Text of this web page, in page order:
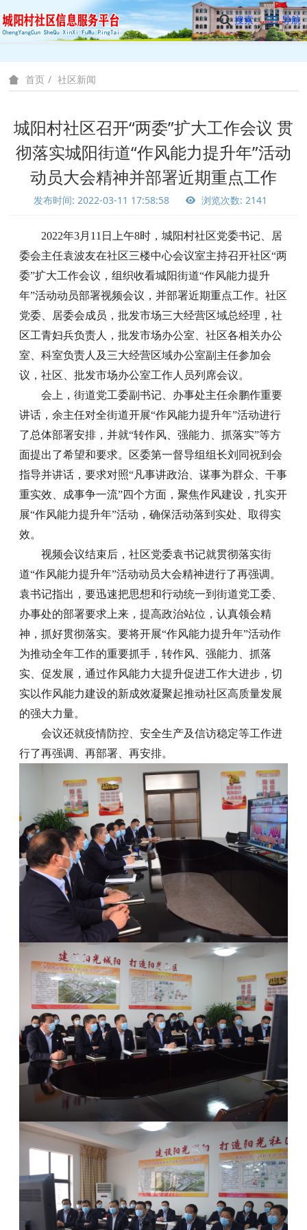
搜索 导航
首页 社区新闻
城阳村社区召开“两委”扩大工作会议 贯
彻落实城阳街道“作风能力提升年”活动
动员大会精神并部署近期重点工作
发布时间: 2022-03-11 17:58:58 浏览次数: 2141
2022年3月11日上午8时，城阳村社区党委书记、居
委会主任袁波友在社区三楼中心会议室主持召开社区“两
委”扩大工作会议，组织收看城阳街道“作风能力提升
年”活动动员部署视频会议，并部署近期重点工作。社区
党委、居委会成员，批发市场三大经营区域总经理，社
区工青妇兵负责人，批发市场办公室、社区各相关办公
室、科室负责人及三大经营区域办公室副主任参加会
议，社区、批发市场办公室工作人员列席会议。
会上，街道党工委副书记、办事处主任余鹏作重要
讲话，余主任对全街道开展“作风能力提升年”活动进行
了总体部署安排，并就“转作风、强能力、抓落实”等方
面提出了希望和要求。区委第一督导组组长刘同祝到会
指导并讲话，要求对照“凡事讲政治、谋事为群众、干事
重实效、成事争一流”四个方面，聚焦作风建设，扎实开
展“作风能力提升年”活动，确保活动落到实处、取得实
效。
视频会议结束后，社区党委袁书记就贯彻落实街
道“作风能力提升年”活动动员大会精神进行了再强调。
袁书记指出，要迅速把思想和行动统一到街道党工委、
办事处的部署要求上来，提高政治站位，认真领会精
神，抓好贯彻落实。要将开展“作风能力提升年”活动作
为推动全年工作的重要抓手，转作风、强能力、抓落
实、促发展，通过作风能力大提升促进工作大进步，切
实以作风能力建设的新成效凝聚起推动社区高质量发展
的强大力量。
会议还就疫情防控、安全生产及信访稳定等工作进
行了再强调、再部署、再安排。